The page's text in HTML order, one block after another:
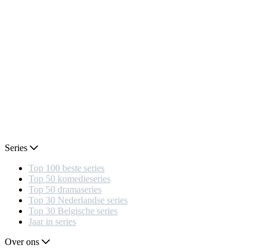
Series
Top 100 beste series
Top 50 komedieseries
Top 50 dramaseries
Top 30 Nederlandse series
Top 30 Belgische series
Jaar in series
Over ons